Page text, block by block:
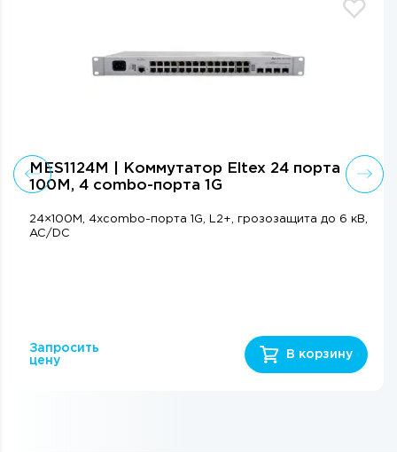
MES1124M | Коммутатор Eltex 24 порта
100М, 4 combo-порта 1G
24×100М, 4xcombo-порта 1G, L2+, грозозащита до 6 кВ,
AC/DC
Запросить
цену
В корзину